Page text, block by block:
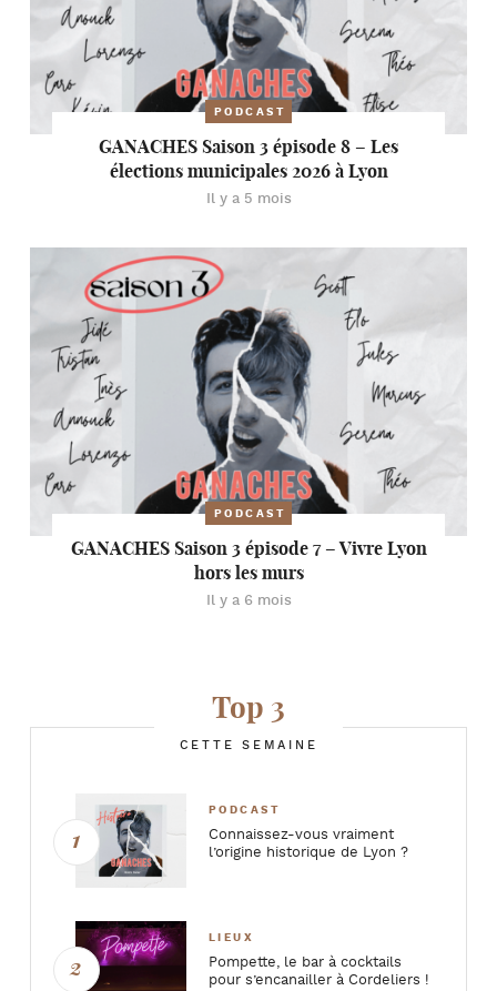
PODCAST
GANACHES Saison 3 épisode 8 – Les
élections municipales 2026 à Lyon
Il y a 5 mois
PODCAST
GANACHES Saison 3 épisode 7 – Vivre Lyon
hors les murs
Il y a 6 mois
Top 3
CETTE SEMAINE
PODCAST
Connaissez-vous vraiment
l’origine historique de Lyon ?
LIEUX
Pompette, le bar à cocktails
pour s’encanailler à Cordeliers !